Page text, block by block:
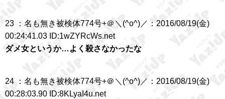
23 ：名も無き被検体774号+＠＼(^o^)／：2016/08/19(金)
00:24:41.03 ID:1wZYRcWs.net
ダメ女というか…よく殺さなかったな
24 ：名も無き被検体774号+＠＼(^o^)／：2016/08/19(金)
00:28:03.90 ID:8KLyaI4u.net